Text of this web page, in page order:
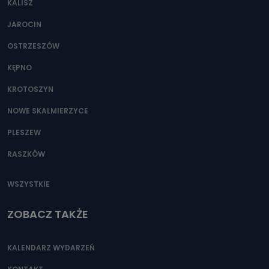
Można to zrobić pod numerem telefonu 62 735-51-05 lub
KALISZ
JAROCIN
OSTRZESZÓW
KĘPNO
KROTOSZYN
NOWE SKALMIERZYCE
PLESZEW
RASZKÓW
WSZYSTKIE
ZOBACZ TAKŻE
KALENDARZ WYDARZEŃ